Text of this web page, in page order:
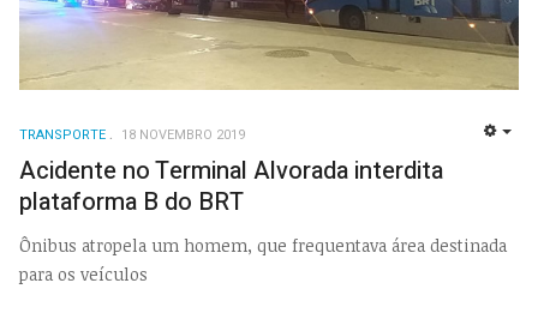
TRANSPORTE 18 NOVEMBRO 2019
Acidente no Terminal Alvorada interdita
plataforma B do BRT
Ônibus atropela um homem, que frequentava área destinada
para os veículos